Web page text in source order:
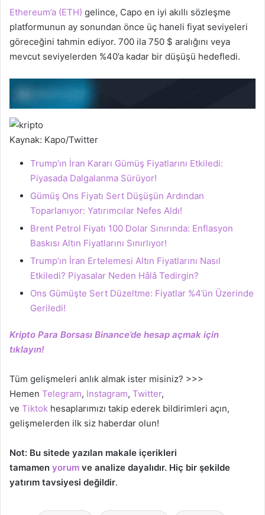
Ethereum’a (ETH) gelince, Capo en iyi akıllı sözleşme
platformunun ay sonundan önce üç haneli fiyat seviyeleri
göreceğini tahmin ediyor. 700 ila 750 $ aralığını veya
mevcut seviyelerden %40’a kadar bir düşüşü hedefledi.
Kaynak: Kapo/Twitter
Trump’ın İran Kararı Gümüş Fiyatlarını Etkiledi:
Piyasada Dalgalanma Sürüyor!
Gümüş Ons Fiyatı Sert Düşüşün Ardından
Toparlanıyor: Yatırımcılar Nefes Aldı!
Brent Petrol Fiyatı 100 Dolar Sınırında: Enflasyon
Baskısı Altın Fiyatlarını Sınırlıyor!
Trump’ın İran Ertelemesi Altın Fiyatlarını Nasıl
Etkiledi? Piyasalar Neden Hâlâ Tedirgin?
Ons Gümüşte Sert Düzeltme: Fiyatlar %4’ün Üzerinde
Geriledi!
Kripto Para Borsası Binance’de hesap açmak için
tıklayın!
Tüm gelişmeleri anlık almak ister misiniz? >>>
Hemen Telegram, Instagram, Twitter,
ve Tiktok hesaplarımızı takip ederek bildirimleri açın,
gelişmelerden ilk siz haberdar olun!
Not: Bu sitede yazılan makale içerikleri
tamamen yorum ve analize dayalıdır. Hiç bir şekilde
yatırım tavsiyesi değildir.